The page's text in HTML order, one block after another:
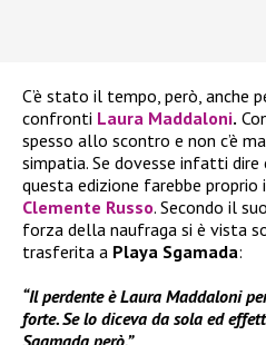
C’è stato il tempo, però, anche
confronti Laura Maddaloni.
spesso allo scontro e non c’è
simpatia. Se dovesse infatti dire
questa edizione farebbe
Clemente Russo. Secondo il
forza della naufraga si è vista
trasferita a Playa Sgamada:
“Il perdente è Laura Maddaloni
forte. Se lo diceva da sola ed